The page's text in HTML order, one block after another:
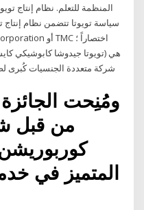
المنظمة للتعلم. نظام إنتاج
سياسة تويوتا تتضمن نظام إنتاج
شركة متعددة الجنسيات كُبرى
ومُنِحت
من قبل
كوربوريشن
المتميز في